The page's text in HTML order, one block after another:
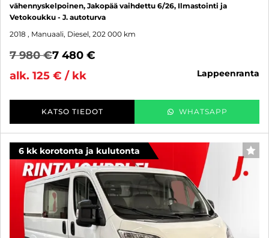
vähennyskelpoinen, Jakopää vaihdettu 6/26, Ilmastointi ja
Vetokoukku - J. autoturva
2018 , Manuaali, Diesel, 202 000 km
7 980 €7 480 €
alk. 125 € / kk
lappeenranta
KATSO TIEDOT WHATSAPP
6 kk korotonta ja kulutonta